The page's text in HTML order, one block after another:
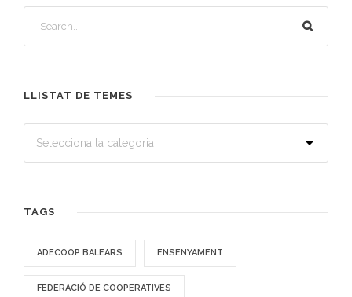
LLISTAT DE TEMES
TAGS
ADECOOP BALEARS ENSENYAMENT
FEDERACIÓ DE COOPERATIVES